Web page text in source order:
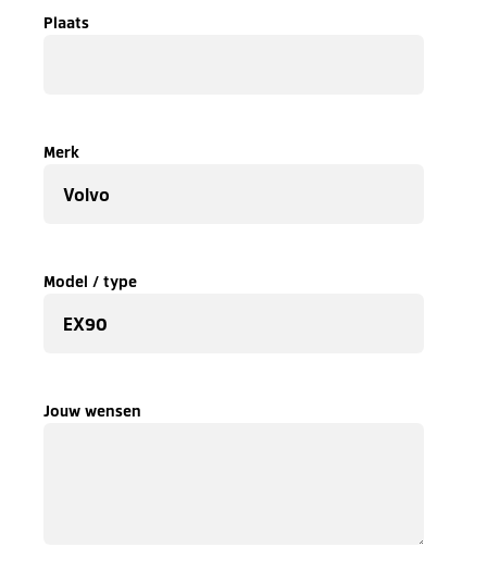
Plaats
Merk
Model / type
Jouw wensen